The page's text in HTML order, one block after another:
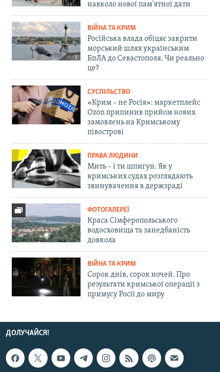
навколо нової пам'ятної дати
ВІЙНА ТА КРИМ
Російська влада обіцяє закрити
морський шлях українським
БпЛА до Севастополя. Чи реально
це?
СУСПІЛЬСТВО
«Крим – не Росія»: маркетплейс
Ozon припинив прийом нових
замовлень на Кримському
півострові
ПРАВА ЛЮДИНИ
Мить – і ти шпигун. Як у
кримських судах розглядають
звинувачення в держзраді
ФОТОГАЛЕРЕЇ
Краса Сімферопольського
водосховища та занедбаність
довкола
ВІЙНА ТА КРИМ
Сорок днів, сорок ночей. Про
результати кримської операції з
примусу Росії до миру
ДОЛУЧАЙСЯ!